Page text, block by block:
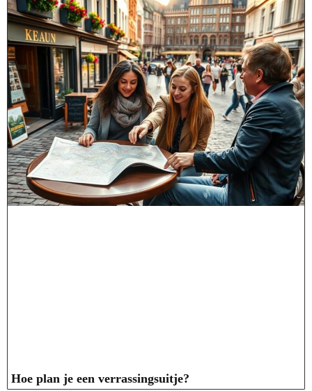
Hoe plan je een verrassingsuitje?